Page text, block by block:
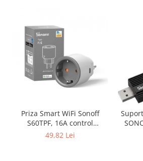
Priza Smart WiFi Sonoff
S60TPF, 16A control
Smartphone
49,82 Lei